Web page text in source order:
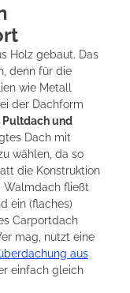
Holz gebaut. Das
denn für die
wie Metall
der Dachform
Pultdach und
Dach mit
wählen, da so
die Konstruktion
Walmdach fließt
ein (flaches)
Carportdach
mag, nutzt eine
aus
einfach gleich